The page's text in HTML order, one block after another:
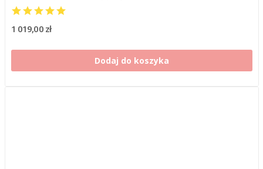
1 019,00 zł
Dodaj do koszyka